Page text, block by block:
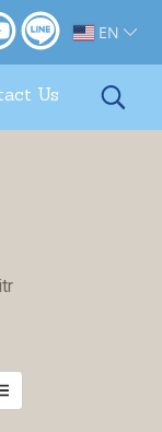
EN
Us